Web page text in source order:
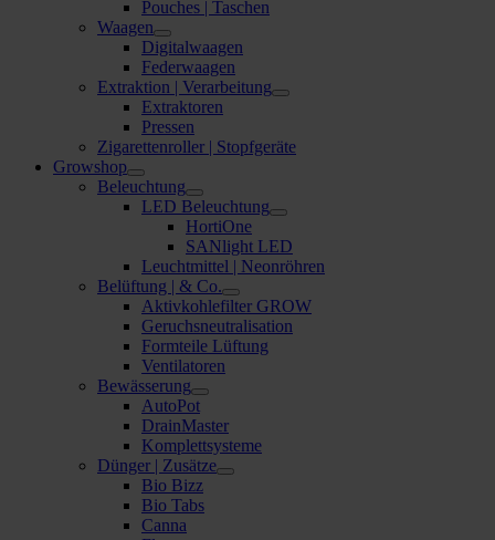
Pouches | Taschen
Waagen
Digitalwaagen
Federwaagen
Extraktion | Verarbeitung
Extraktoren
Pressen
Zigarettenroller | Stopfgeräte
Growshop
Beleuchtung
LED Beleuchtung
HortiOne
SANlight LED
Leuchtmittel | Neonröhren
Belüftung | & Co.
Aktivkohlefilter GROW
Geruchsneutralisation
Formteile Lüftung
Ventilatoren
Bewässerung
AutoPot
DrainMaster
Komplettsysteme
Dünger | Zusätze
Bio Bizz
Bio Tabs
Canna